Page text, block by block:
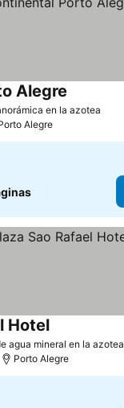
en la azotea
Alegre
Alegre
agua mineral en la azotea
Hotel
Porto Alegre